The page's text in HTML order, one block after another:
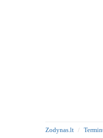
Zodynas.lt